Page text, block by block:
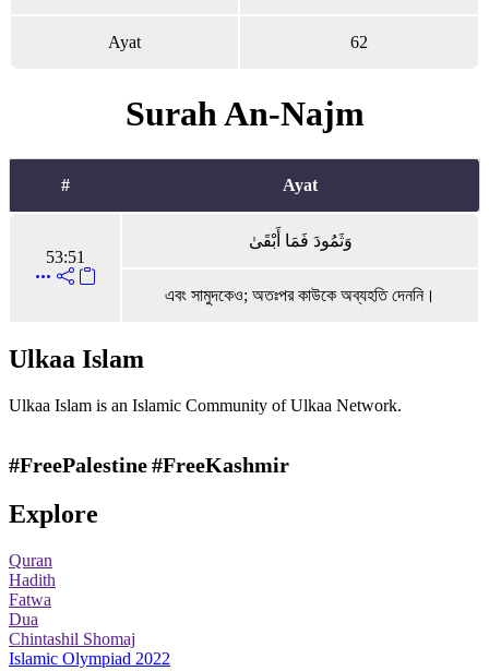
Ayat 62
Surah An-Najm
# Ayat
53:51
وَثَمُودَ فَمَا أَبْقَىٰ
এবং সামুদকেও; অতঃপর কাউকে অব্যহতি দেননি।
Ulkaa Islam
Ulkaa Islam is an Islamic Community of Ulkaa Network.
#FreePalestine#FreeKashmir
Explore
Quran
Hadith
Fatwa
Dua
Chintashil Shomaj
Islamic Olympiad 2022